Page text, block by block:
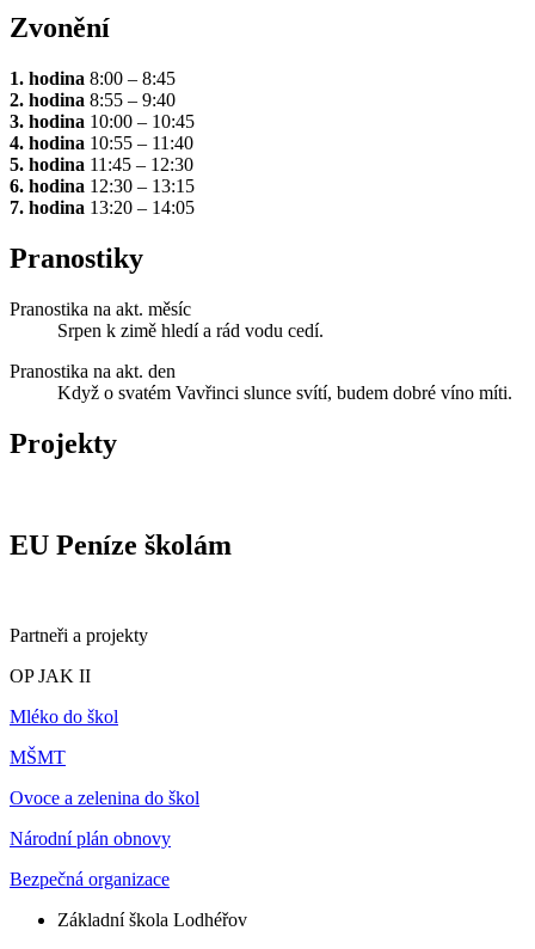
Zvonění
1. hodina 8:00 – 8:45
2. hodina 8:55 – 9:40
3. hodina 10:00 – 10:45
4. hodina 10:55 – 11:40
5. hodina 11:45 – 12:30
6. hodina 12:30 – 13:15
7. hodina 13:20 – 14:05
Pranostiky
Pranostika na akt. měsíc
Srpen k zimě hledí a rád vodu cedí.
Pranostika na akt. den
Když o svatém Vavřinci slunce svítí, budem dobré víno míti.
Projekty
EU Peníze školám
Partneři a projekty
OP JAK II
Mléko do škol
MŠMT
Ovoce a zelenina do škol
Národní plán obnovy
Bezpečná organizace
Základní škola Lodhéřov